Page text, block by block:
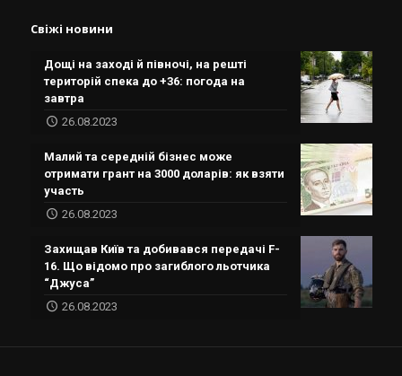
Свіжі новини
Дощі на заході й півночі, на решті
територій спека до +36: погода на
завтра
26.08.2023
Малий та середній бізнес може
отримати грант на 3000 доларів: як взяти
участь
26.08.2023
Захищав Київ та добивався передачі F-
16. Що відомо про загиблого льотчика
“Джуса”
26.08.2023